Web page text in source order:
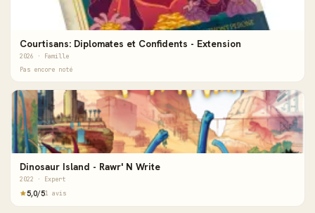
Courtisans: Diplomates et Confidents - Extension
2026 · Famille
Pas encore noté
Dinosaur Island - Rawr' N Write
2022 · Expert
5,0/51 avis